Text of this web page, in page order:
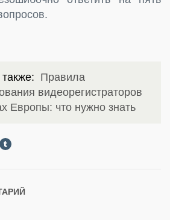
Правила
видеорегистраторов
Европы: что нужно знать